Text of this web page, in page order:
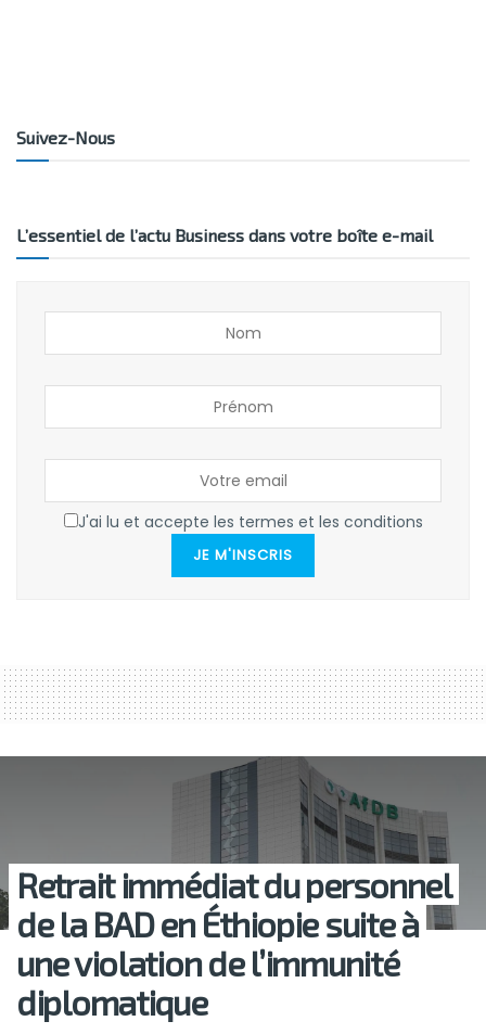
Suivez-Nous
L’essentiel de l’actu Business dans votre boîte e-mail
J'ai lu et accepte les termes et les conditions
JE M'INSCRIS
Retrait immédiat du personnel
de la BAD en Éthiopie suite à
une violation de l’immunité
diplomatique